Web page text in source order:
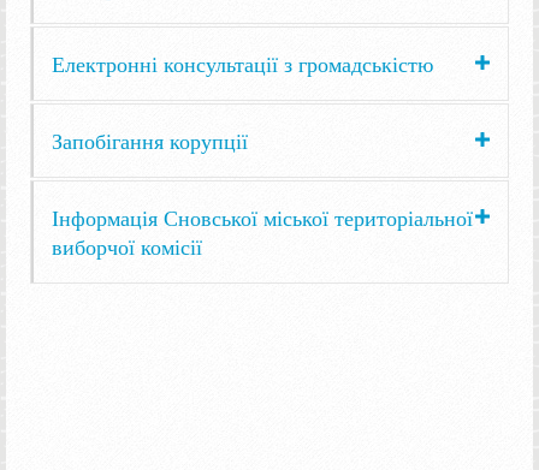
Електронні консультації з громадськістю
Запобігання корупції
Інформація Сновської міської територіальної
виборчої комісії